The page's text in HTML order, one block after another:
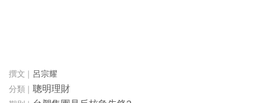
呂宗耀
聰明理財